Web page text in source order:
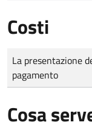
Costi
Tipo di pagamento
Importo
La presentazione
pagamento
Cosa